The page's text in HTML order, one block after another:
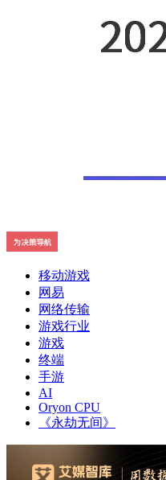
移动游戏
网易
网络传输
游戏行业
游戏
终端
手游
AI
Oryon CPU
《永劫无间》